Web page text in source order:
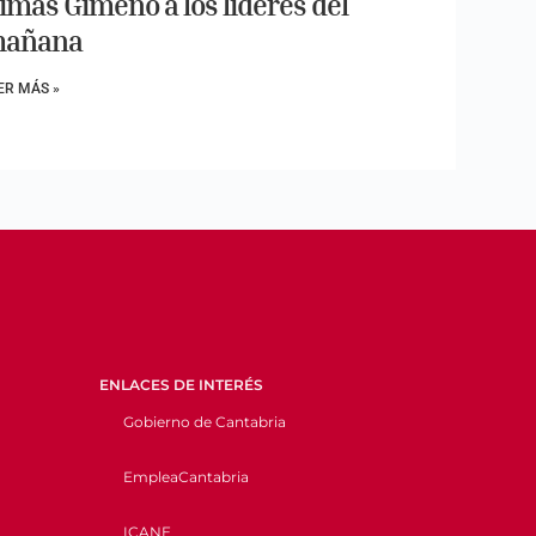
MÁS »
ENLACES DE INTERÉS
Gobierno de Cantabria
EmpleaCantabria
ICANE